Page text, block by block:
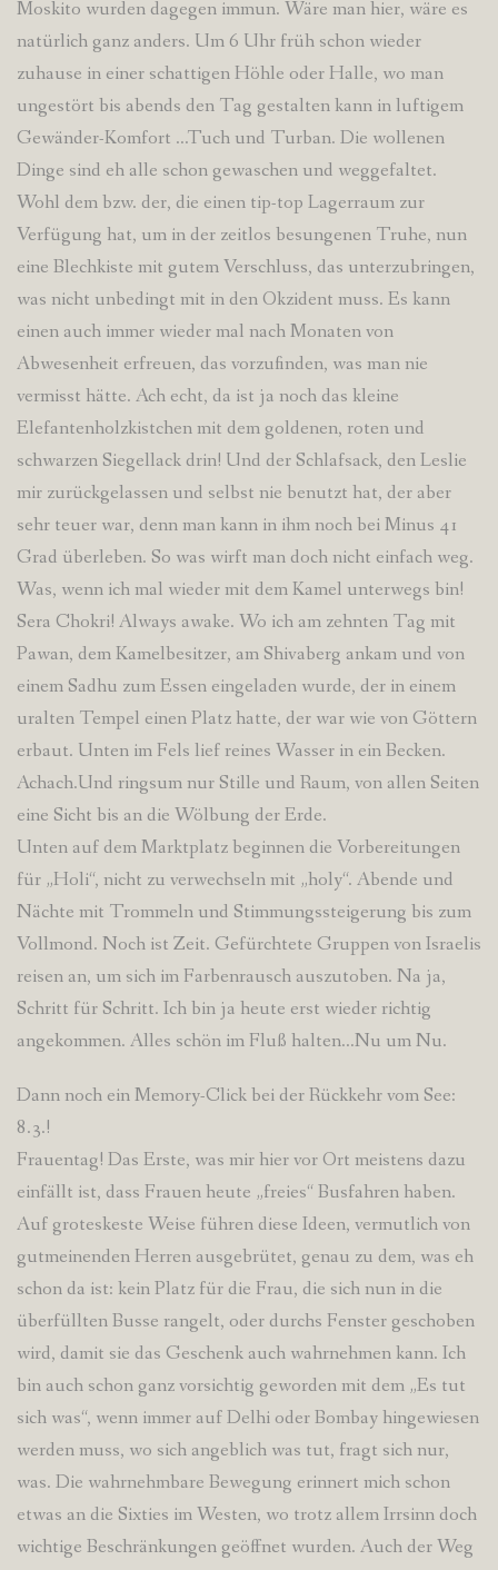
Moskito wurden dagegen immun. Wäre man hier, wäre es
natürlich ganz anders. Um 6 Uhr früh schon wieder
zuhause in einer schattigen Höhle oder Halle, wo man
ungestört bis abends den Tag gestalten kann in luftigem
Gewänder-Komfort …Tuch und Turban. Die wollenen
Dinge sind eh alle schon gewaschen und weggefaltet.
Wohl dem bzw. der, die einen tip-top Lagerraum zur
Verfügung hat, um in der zeitlos besungenen Truhe, nun
eine Blechkiste mit gutem Verschluss, das unterzubringen,
was nicht unbedingt mit in den Okzident muss. Es kann
einen auch immer wieder mal nach Monaten von
Abwesenheit erfreuen, das vorzufinden, was man nie
vermisst hätte. Ach echt, da ist ja noch das kleine
Elefantenholzkistchen mit dem goldenen, roten und
schwarzen Siegellack drin! Und der Schlafsack, den Leslie
mir zurückgelassen und selbst nie benutzt hat, der aber
sehr teuer war, denn man kann in ihm noch bei Minus 41
Grad überleben. So was wirft man doch nicht einfach weg.
Was, wenn ich mal wieder mit dem Kamel unterwegs bin!
Sera Chokri! Always awake. Wo ich am zehnten Tag mit
Pawan, dem Kamelbesitzer, am Shivaberg ankam und von
einem Sadhu zum Essen eingeladen wurde, der in einem
uralten Tempel einen Platz hatte, der war wie von Göttern
erbaut. Unten im Fels lief reines Wasser in ein Becken.
Achach.Und ringsum nur Stille und Raum, von allen Seiten
eine Sicht bis an die Wölbung der Erde.
Unten auf dem Marktplatz beginnen die Vorbereitungen
für „Holi“, nicht zu verwechseln mit „holy“. Abende und
Nächte mit Trommeln und Stimmungssteigerung bis zum
Vollmond. Noch ist Zeit. Gefürchtete Gruppen von Israelis
reisen an, um sich im Farbenrausch auszutoben. Na ja,
Schritt für Schritt. Ich bin ja heute erst wieder richtig
angekommen. Alles schön im Fluß halten…Nu um Nu.
Dann noch ein Memory-Click bei der Rückkehr vom See:
8.3.!
Frauentag! Das Erste, was mir hier vor Ort meistens dazu
einfällt ist, dass Frauen heute „freies“ Busfahren haben.
Auf groteskeste Weise führen diese Ideen, vermutlich von
gutmeinenden Herren ausgebrütet, genau zu dem, was eh
schon da ist: kein Platz für die Frau, die sich nun in die
überfüllten Busse rangelt, oder durchs Fenster geschoben
wird, damit sie das Geschenk auch wahrnehmen kann. Ich
bin auch schon ganz vorsichtig geworden mit dem „Es tut
sich was“, wenn immer auf Delhi oder Bombay hingewiesen
werden muss, wo sich angeblich was tut, fragt sich nur,
was. Die wahrnehmbare Bewegung erinnert mich schon
etwas an die Sixties im Westen, wo trotz allem Irrsinn doch
wichtige Beschränkungen geöffnet wurden. Auch der Weg